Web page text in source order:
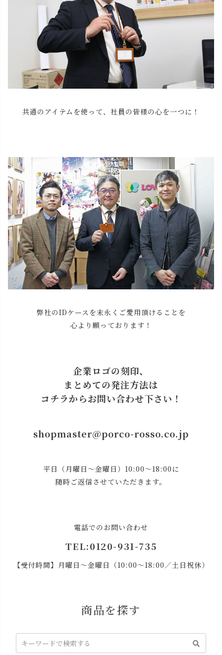
共通のアイテムを使って、社員の皆様の心を一つに！
弊社のIDケースを末永くご愛用頂けることを
心より願っております！
企業ロゴの刻印、
まとめての発注方法は
コチラからお問い合わせ下さい！
shopmaster@porco-rosso.co.jp
平日（月曜日～金曜日）10:00～18:00に
随時ご返信させていただきます。
電話でのお問い合わせ
TEL:0120-931-735
【受付時間】月曜日～金曜日（10:00～18:00／土日祝休）
商品を探す